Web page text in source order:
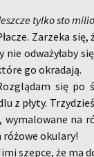
tylko sto
Za­rze­ka
nie od­wa­ży­ła­by
go okra­da­ją.
się po
z płyty.
wy­ma­lo­wa­ne na
ró­żo­we oku­la­ry!
szep­ce, że ma